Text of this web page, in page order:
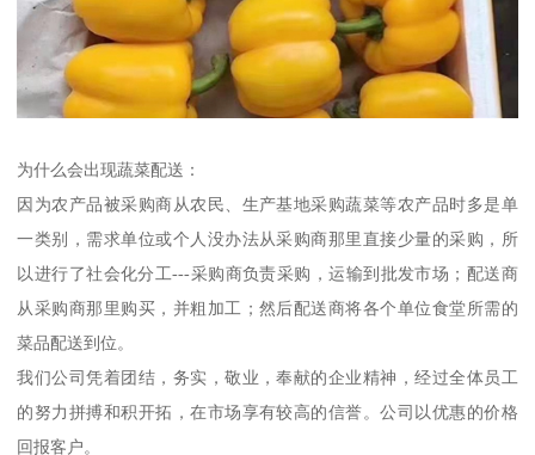
为什么会出现蔬菜配送：
因为农产品被采购商从农民、生产基地采购蔬菜等农产品时多是单
一类别，需求单位或个人没办法从采购商那里直接少量的采购，所
以进行了社会化分工---采购商负责采购，运输到批发市场；配送商
从采购商那里购买，并粗加工；然后配送商将各个单位食堂所需的
菜品配送到位。
我们公司凭着团结，务实，敬业，奉献的企业精神，经过全体员工
的努力拼搏和积开拓，在市场享有较高的信誉。公司以优惠的价格
回报客户。